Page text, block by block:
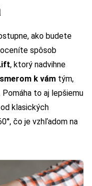
ako budete
spôsob
, ktorý nadvihne
k vám tým,
Pomáha to aj lepšiemu
klasických
čo je vzhľadom na